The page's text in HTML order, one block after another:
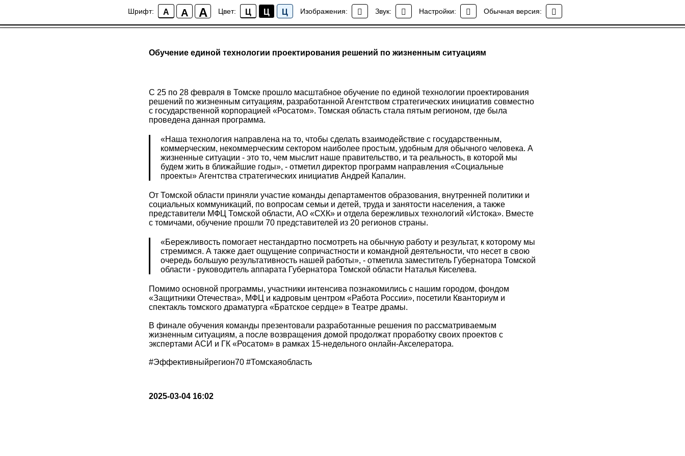
Шрифт: A A A Цвет: Ц Ц Ц Изображения: Звук: Настройки: Обычная версия:
Новости ИСТОКА
Обучение единой технологии проектирования решений по жизненным ситуациям
С 25 по 28 февраля в Томске прошло масштабное обучение по единой технологии проектирования
решений по жизненным ситуациям, разработанной Агентством стратегических инициатив совместно
с государственной корпорацией «Росатом». Томская область стала пятым регионом, где была
проведена данная программа.
«Наша технология направлена на то, чтобы сделать взаимодействие с государственным,
коммерческим, некоммерческим сектором наиболее простым, удобным для обычного человека. А
жизненные ситуации - это то, чем мыслит наше правительство, и та реальность, в которой мы
будем жить в ближайшие годы», - отметил директор программ направления «Социальные
проекты» Агентства стратегических инициатив Андрей Капалин.
От Томской области приняли участие команды департаментов образования, внутренней политики и
социальных коммуникаций, по вопросам семьи и детей, труда и занятости населения, а также
представители МФЦ Томской области, АО «СХК» и отдела бережливых технологий «Истока». Вместе
с томичами, обучение прошли 70 представителей из 20 регионов страны.
«Бережливость помогает нестандартно посмотреть на обычную работу и результат, к которому мы
стремимся. А также дает ощущение сопричастности и командной деятельности, что несет в свою
очередь большую результативность нашей работы», - отметила заместитель Губернатора Томской
области - руководитель аппарата Губернатора Томской области Наталья Киселева.
Помимо основной программы, участники интенсива познакомились с нашим городом, фондом
«Защитники Отечества», МФЦ и кадровым центром «Работа России», посетили Кванториум и
спектакль томского драматурга «Братское сердце» в Театре драмы.
В финале обучения команды презентовали разработанные решения по рассматриваемым
жизненным ситуациям, а после возвращения домой продолжат проработку своих проектов с
экспертами АСИ и ГК «Росатом» в рамках 15-недельного онлайн-Акселератора.
#Эффективныйрегион70 #Томскаяобласть
2025-03-04 16:02